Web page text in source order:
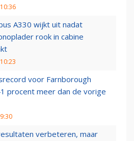
A330 wijkt uit nadat
rook in cabine
voor Farnborough
procent meer dan de vorige
verbeteren, maar